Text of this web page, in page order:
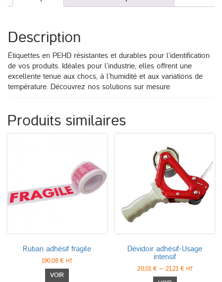
Description
Étiquettes en PEHD résistantes et durables pour l’identification
de vos produits. Idéales pour l’industrie, elles offrent une
excellente tenue aux chocs, à l’humidité et aux variations de
température. Découvrez nos solutions sur mesure
Produits similaires
Ruban adhésif fragile
190,08€ HT
VOIR
Dévidoir adhésif-Usage
intensif
20,01 € – 21,21 € HT